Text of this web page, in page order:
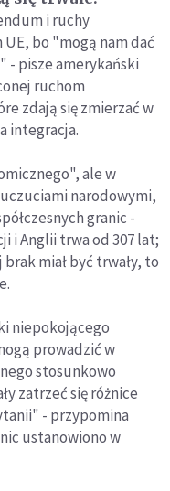
i ruchy
bo "mogą nam dać
- pisze amerykański
ruchom
zdają się zmierzać w
integracja.
ale w
narodowymi,
granic -
i Anglii trwa od 307 lat;
miał być trwały, to
niepokojącego
prowadzić w
stosunkowo
zatrzeć się różnice
- przypomina
ustanowiono w